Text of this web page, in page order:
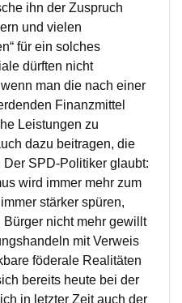
ihn der Zuspruch
und vielen
für ein solches
dürften nicht
man die nach einer
Finanzmittel
Leistungen zu
dazu beitragen, die
SPD-Politiker glaubt:
wird immer mehr zum
stärker spüren,
nicht mehr gewillt
mit Verweis
föderale Realitäten
bereits heute bei der
in letzter Zeit auch der